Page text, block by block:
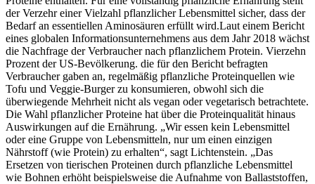
der Verzehr einer Vielzahl pflanzlicher Lebensmittel sicher, dass der
Bedarf an essentiellen Aminosäuren erfüllt wird.Laut einem Bericht
eines globalen Informationsunternehmens aus dem Jahr 2018 wächst
die Nachfrage der Verbraucher nach pflanzlichem Protein. Vierzehn
Prozent der US-Bevölkerung. die für den Bericht befragten
Verbraucher gaben an, regelmäßig pflanzliche Proteinquellen wie
Tofu und Veggie-Burger zu konsumieren, obwohl sich die
überwiegende Mehrheit nicht als vegan oder vegetarisch betrachtete.
Die Wahl pflanzlicher Proteine hat über die Proteinqualität hinaus
Auswirkungen auf die Ernährung. „Wir essen kein Lebensmittel
oder eine Gruppe von Lebensmitteln, nur um einen einzigen
Nährstoff (wie Protein) zu erhalten“, sagt Lichtenstein. „Das
Ersetzen von tierischen Proteinen durch pflanzliche Lebensmittel
wie Bohnen erhöht beispielsweise die Aufnahme von Ballaststoffen,